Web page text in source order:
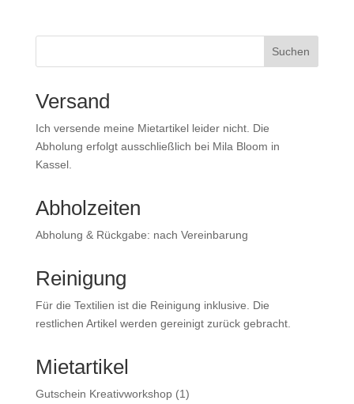
Suchen
Versand
Ich versende meine Mietartikel leider nicht. Die
Abholung erfolgt ausschließlich bei Mila Bloom in
Kassel.
Abholzeiten
Abholung & Rückgabe: nach Vereinbarung
Reinigung
Für die Textilien ist die Reinigung inklusive. Die
restlichen Artikel werden gereinigt zurück gebracht.
Mietartikel
Gutschein Kreativworkshop 11